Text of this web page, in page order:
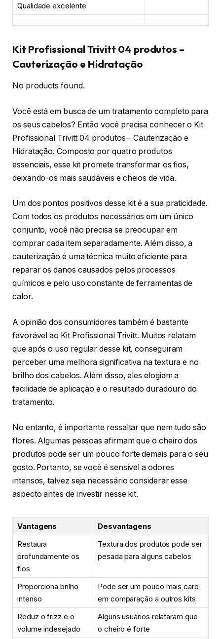
Qualidade excelente
Kit Profissional Trivitt 04 produtos –
Cauterização e Hidratação
No products found.
Você está em busca de um tratamento completo para
os seus cabelos? Então você precisa conhecer o Kit
Profissional Trivitt 04 produtos – Cauterização e
Hidratação. Composto por quatro produtos
essenciais, esse kit promete transformar os fios,
deixando-os mais saudáveis e cheios de vida.
Um dos pontos positivos desse kit é a sua praticidade.
Com todos os produtos necessários em um único
conjunto, você não precisa se preocupar em
comprar cada item separadamente. Além disso, a
cauterização é uma técnica muito eficiente para
reparar os danos causados pelos processos
químicos e pelo uso constante de ferramentas de
calor.
A opinião dos consumidores também é bastante
favorável ao Kit Profissional Trivitt. Muitos relatam
que após o uso regular desse kit, conseguiram
perceber uma melhora significativa na textura e no
brilho dos cabelos. Além disso, eles elogiam a
facilidade de aplicação e o resultado duradouro do
tratamento.
No entanto, é importante ressaltar que nem tudo são
flores. Algumas pessoas afirmam que o cheiro dos
produtos pode ser um pouco forte demais para o seu
gosto. Portanto, se você é sensível a odores
intensos, talvez seja necessário considerar esse
aspecto antes de investir nesse kit.
Vantagens
Desvantagens
Restaura
profundamente os
fios
Textura dos produtos pode ser
pesada para alguns cabelos
Proporciona brilho
intenso
Pode ser um pouco mais caro
em comparação a outros kits
Reduz o frizz e o
volume indesejado
Alguns usuários relataram que
o cheiro é forte